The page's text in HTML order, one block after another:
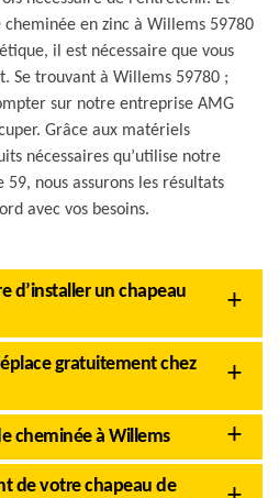
en zinc à Willems 59780
il est nécessaire que vous
Se trouvant à Willems 59780 ;
sur notre entreprise AMG
Grâce aux matériels
nécessaires qu’utilise notre
nous assurons les résultats
avec vos besoins.
d’installer un chapeau
gratuitement chez
cheminée à Willems
de votre chapeau de